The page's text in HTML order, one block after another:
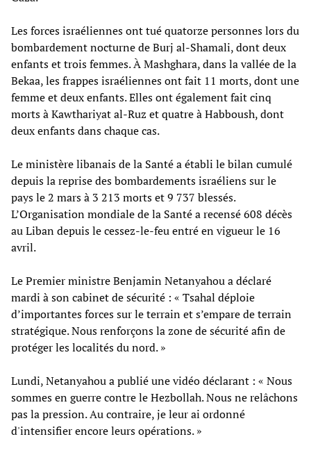
Les forces israéliennes ont tué quatorze personnes lors du
bombardement nocturne de Burj al-Shamali, dont deux
enfants et trois femmes. À Mashghara, dans la vallée de la
Bekaa, les frappes israéliennes ont fait 11 morts, dont une
femme et deux enfants. Elles ont également fait cinq
morts à Kawthariyat al-Ruz et quatre à Habboush, dont
deux enfants dans chaque cas.
Le ministère libanais de la Santé a établi le bilan cumulé
depuis la reprise des bombardements israéliens sur le
pays le 2 mars à 3 213 morts et 9 737 blessés.
L’Organisation mondiale de la Santé a recensé 608 décès
au Liban depuis le cessez-le-feu entré en vigueur le 16
avril.
Le Premier ministre Benjamin Netanyahou a déclaré
mardi à son cabinet de sécurité : « Tsahal déploie
d’importantes forces sur le terrain et s’empare de terrain
stratégique. Nous renforçons la zone de sécurité afin de
protéger les localités du nord. »
Lundi, Netanyahou a publié une vidéo déclarant : « Nous
sommes en guerre contre le Hezbollah. Nous ne relâchons
pas la pression. Au contraire, je leur ai ordonné
d'intensifier encore leurs opérations. »